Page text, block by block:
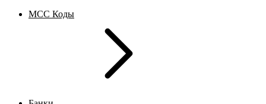
MCC Коды